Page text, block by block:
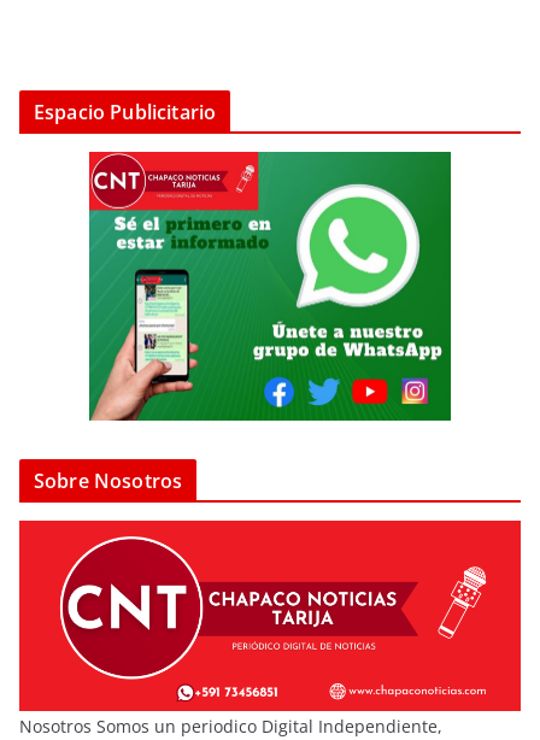
Espacio Publicitario
Sobre Nosotros
Nosotros Somos un periodico Digital Independiente,